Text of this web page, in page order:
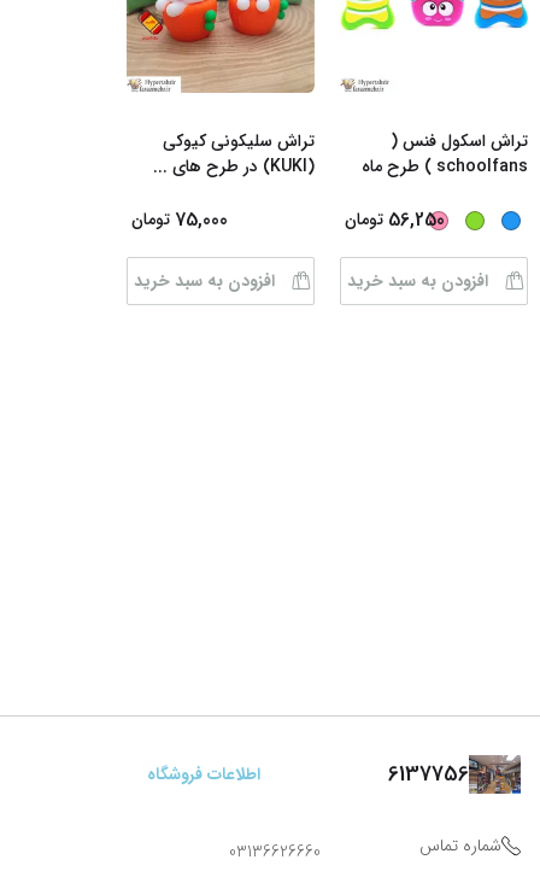
تراش اسکول فنس (
schoolfans ) طرح ماه
56,250 تومان
افزودن به سبد خرید
تراش سلیکونی کیوکی
(KUKI) در طرح های
...
75,000 تومان
افزودن به سبد خرید
6137756 اطلاعات فروشگاه
شماره تماس 03136626660